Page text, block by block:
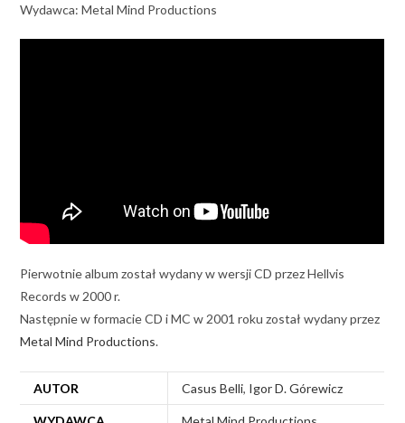
Wydawca: Metal Mind Productions
Pierwotnie album został wydany w wersji CD przez Hellvis
Records w 2000 r.
Następnie w formacie CD i MC w 2001 roku został wydany przez
Metal Mind Productions.
AUTOR Casus Belli, Igor D. Górewicz